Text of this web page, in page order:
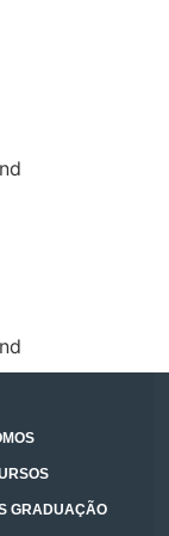
GRADUAÇÃO